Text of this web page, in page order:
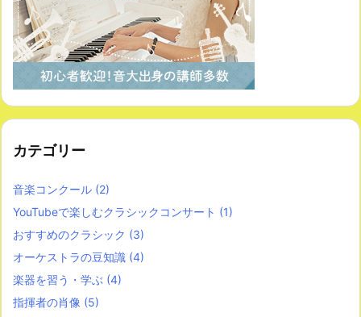
カテゴリー
音楽コンクール (2)
YouTubeで楽しむクラシックコンサート (1)
おすすめのクラシック (3)
オーケストラの豆知識 (4)
楽器を習う・学ぶ (4)
指揮者の肖像 (5)